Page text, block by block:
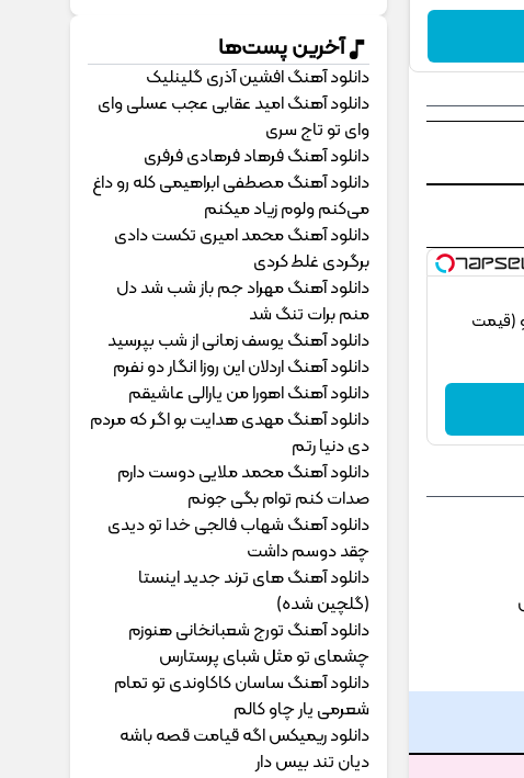
(قیمت
آخرین پست‌ها
دانلود آهنگ افشین آذری گلینلیک
دانلود آهنگ امید عقابی عجب عسلی وای
وای تو تاج سری
دانلود آهنگ فرهاد فرهادی فرفری
دانلود آهنگ مصطفی ابراهیمی کله رو داغ
می‌کنم ولوم زیاد میکنم
دانلود آهنگ محمد امیری ﺗﻜﺴﺖ دادی
ﺑﺮﮔﺮدی ﻏﻠﻄ ﻛﺮدی
دانلود آهنگ مهراد جم ﺑﺎز ﺷﺐ ﺷﺪ دل
ﻣﻨﻢ ﺑﺮات ﺗﻨﮓ ﺷﺪ
دانلود آهنگ یوسف زمانی از شب بپرسید
دانلود آهنگ اردلان این روزا انگار دو نفرم
دانلود آهنگ اهورا من یارالی عاشیقم
دانلود آهنگ مهدی هدایت بو اگر که مردم
دی دنیا رتم
دانلود آهنگ محمد ملایی دوﺳﺖ دارم
ﺻﺪات ﻛﻨﻢ ﺗﻮام ﺑﮕﻰ ﺟﻮﻧﻢ
دانلود آهنگ شهاب فالجی خدا تو دیدی
چقد دوسم داشت
دانلود آهنگ های ترند جدید اینستا
(گلچین شده)
دانلود آهنگ تورج شعبانخانی هنوزم
چشمای تو مثل شبای پرستارس
دانلود آهنگ ساسان کاکاوندی تو تمام
شعرمی یار چاو کالم
دانلود ریمیکس اگه قیامت قصه باشه
دیان تند بیس دار